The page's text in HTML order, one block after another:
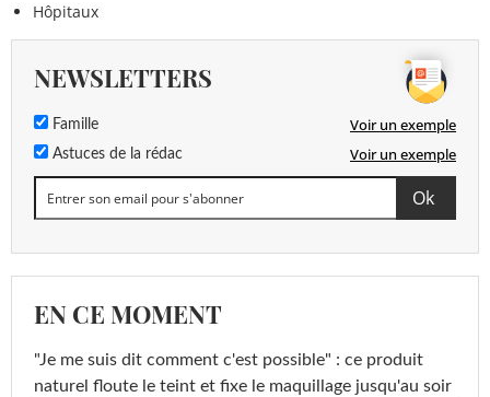
Hôpitaux
NEWSLETTERS
Famille Voir un exemple
Astuces de la rédac Voir un exemple
EN CE MOMENT
"Je me suis dit comment c'est possible" : ce produit
naturel floute le teint et fixe le maquillage jusqu'au soir